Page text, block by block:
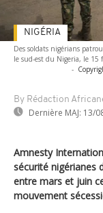
Des soldats nigérians
le sud-est du Nigeria, le 15
-
By Rédaction
Dernière MAJ: 13/
NIGÉRIA
Amnesty
sécurité nigérianes
entre mars et juin
mouvement